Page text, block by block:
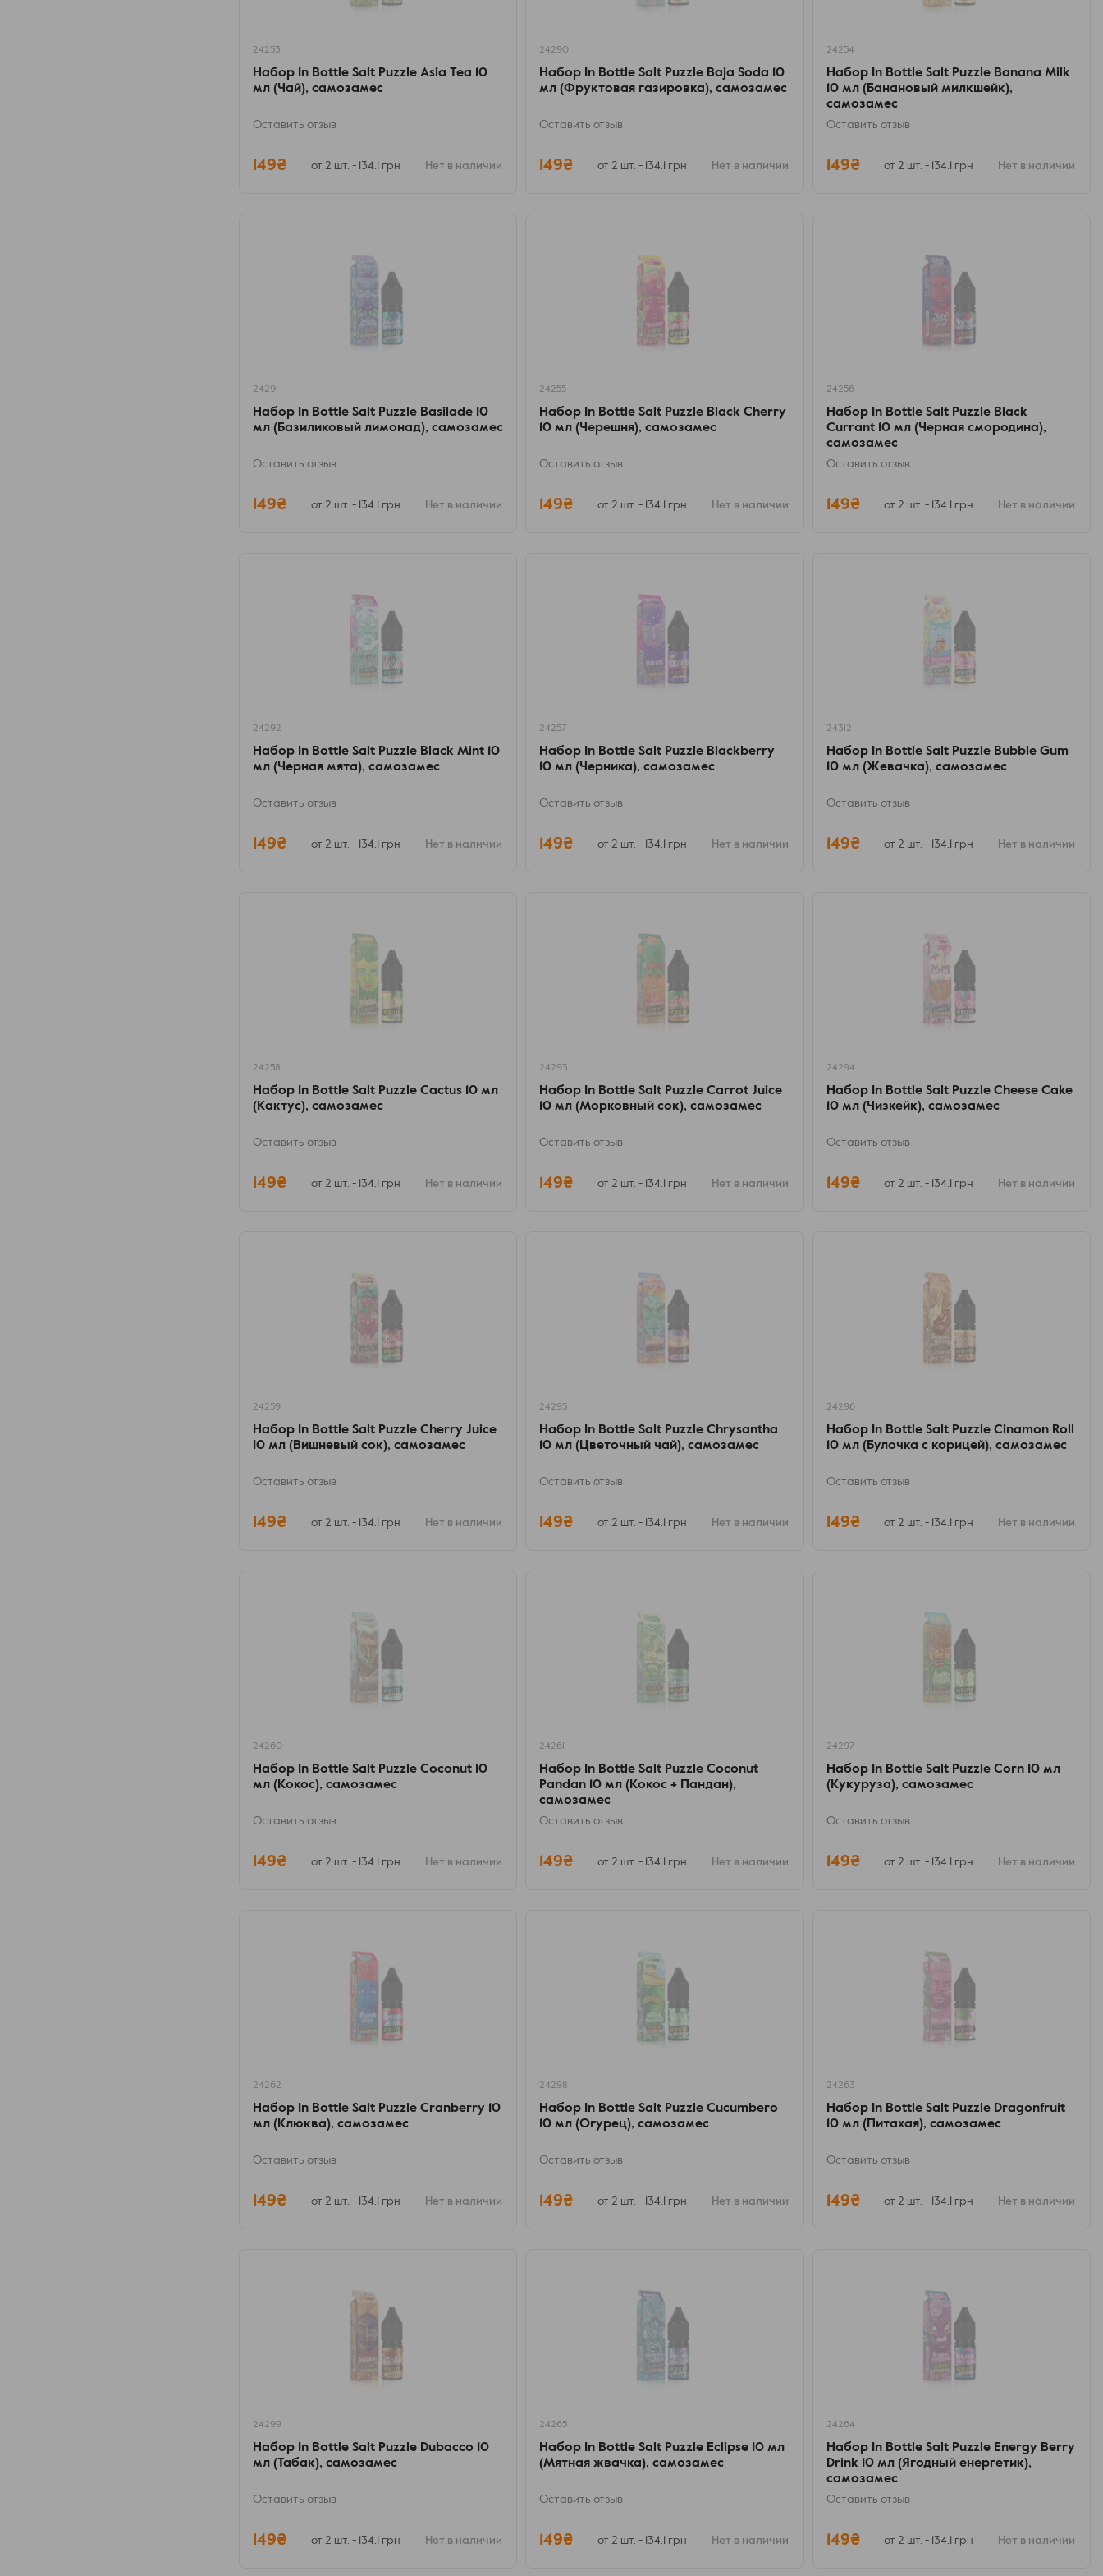
24253
Набор In Bottle Salt Puzzle Asia Tea 10
мл (Чай), самозамес
Оставить отзыв
149₴ от 2 шт. - 134.1 грн Нет в наличии
24290
Набор In Bottle Salt Puzzle Baja Soda 10
мл (Фруктовая газировка), самозамес
Оставить отзыв
149₴ от 2 шт. - 134.1 грн Нет в наличии
24254
Набор In Bottle Salt Puzzle Banana Milk
10 мл (Банановый милкшейк),
самозамес
Оставить отзыв
149₴ от 2 шт. - 134.1 грн Нет в наличии
24291
Набор In Bottle Salt Puzzle Basilade 10
мл (Базиликовый лимонад), самозамес
Оставить отзыв
149₴ от 2 шт. - 134.1 грн Нет в наличии
24255
Набор In Bottle Salt Puzzle Black Cherry
10 мл (Черешня), самозамес
Оставить отзыв
149₴ от 2 шт. - 134.1 грн Нет в наличии
24256
Набор In Bottle Salt Puzzle Black
Currant 10 мл (Черная смородина),
самозамес
Оставить отзыв
149₴ от 2 шт. - 134.1 грн Нет в наличии
24292
Набор In Bottle Salt Puzzle Black Mint 10
мл (Черная мята), самозамес
Оставить отзыв
149₴ от 2 шт. - 134.1 грн Нет в наличии
24257
Набор In Bottle Salt Puzzle Blackberry
10 мл (Черника), самозамес
Оставить отзыв
149₴ от 2 шт. - 134.1 грн Нет в наличии
24312
Набор In Bottle Salt Puzzle Bubble Gum
10 мл (Жевачка), самозамес
Оставить отзыв
149₴ от 2 шт. - 134.1 грн Нет в наличии
24258
Набор In Bottle Salt Puzzle Cactus 10 мл
(Кактус), самозамес
Оставить отзыв
149₴ от 2 шт. - 134.1 грн Нет в наличии
24293
Набор In Bottle Salt Puzzle Carrot Juice
10 мл (Морковный сок), самозамес
Оставить отзыв
149₴ от 2 шт. - 134.1 грн Нет в наличии
24294
Набор In Bottle Salt Puzzle Cheese Cake
10 мл (Чизкейк), самозамес
Оставить отзыв
149₴ от 2 шт. - 134.1 грн Нет в наличии
24259
Набор In Bottle Salt Puzzle Cherry Juice
10 мл (Вишневый сок), самозамес
Оставить отзыв
149₴ от 2 шт. - 134.1 грн Нет в наличии
24295
Набор In Bottle Salt Puzzle Chrysantha
10 мл (Цветочный чай), самозамес
Оставить отзыв
149₴ от 2 шт. - 134.1 грн Нет в наличии
24296
Набор In Bottle Salt Puzzle Cinamon Roll
10 мл (Булочка с корицей), самозамес
Оставить отзыв
149₴ от 2 шт. - 134.1 грн Нет в наличии
24260
Набор In Bottle Salt Puzzle Coconut 10
мл (Кокос), самозамес
Оставить отзыв
149₴ от 2 шт. - 134.1 грн Нет в наличии
24261
Набор In Bottle Salt Puzzle Coconut
Pandan 10 мл (Кокос + Пандан),
самозамес
Оставить отзыв
149₴ от 2 шт. - 134.1 грн Нет в наличии
24297
Набор In Bottle Salt Puzzle Corn 10 мл
(Кукуруза), самозамес
Оставить отзыв
149₴ от 2 шт. - 134.1 грн Нет в наличии
24262
Набор In Bottle Salt Puzzle Cranberry 10
мл (Клюква), самозамес
Оставить отзыв
149₴ от 2 шт. - 134.1 грн Нет в наличии
24298
Набор In Bottle Salt Puzzle Cucumbero
10 мл (Огурец), самозамес
Оставить отзыв
149₴ от 2 шт. - 134.1 грн Нет в наличии
24263
Набор In Bottle Salt Puzzle Dragonfruit
10 мл (Питахая), самозамес
Оставить отзыв
149₴ от 2 шт. - 134.1 грн Нет в наличии
24299
Набор In Bottle Salt Puzzle Dubacco 10
мл (Табак), самозамес
Оставить отзыв
149₴ от 2 шт. - 134.1 грн Нет в наличии
24265
Набор In Bottle Salt Puzzle Eclipse 10 мл
(Мятная жвачка), самозамес
Оставить отзыв
149₴ от 2 шт. - 134.1 грн Нет в наличии
24264
Набор In Bottle Salt Puzzle Energy Berry
Drink 10 мл (Ягодный енергетик),
самозамес
Оставить отзыв
149₴ от 2 шт. - 134.1 грн Нет в наличии